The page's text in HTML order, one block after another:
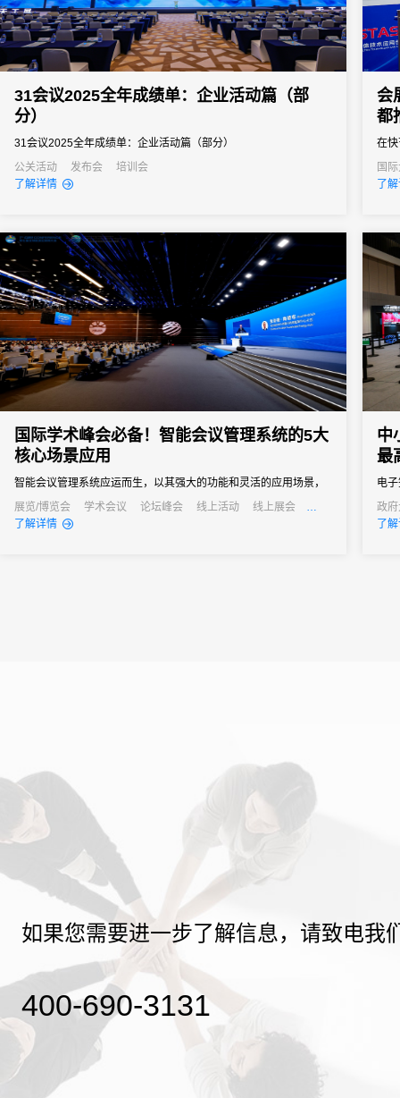
31会议2025全年成绩单：企业活动篇（部
分）
31会议2025全年成绩单：企业活动篇（部分）
公关活动
发布会
培训会
了解详情
会
都
在
功
的
者
国
经
了
国际学术峰会必备！智能会议管理系统的5大
核心场景应用
智能会议管理系统应运而生，以其强大的功能和灵活的应用场景，
成为国际学术峰会不可或缺的得力助手。
展览/博览会 学术会议 论坛峰会 线上活动
线上展会
发布会
培训会
了解详情
中
最
电
计
通
政
公
了
如果您需要进一步了解信息，请致电我
400-690-3131